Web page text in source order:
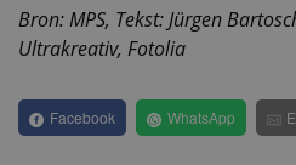
Bron: MPS, Tekst: Jürgen
Ultrakreativ, Fotolia
Facebook WhatsApp